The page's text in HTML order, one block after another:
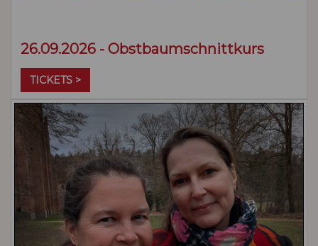
26.09.2026 - Obstbaumschnittkurs
TICKETS >